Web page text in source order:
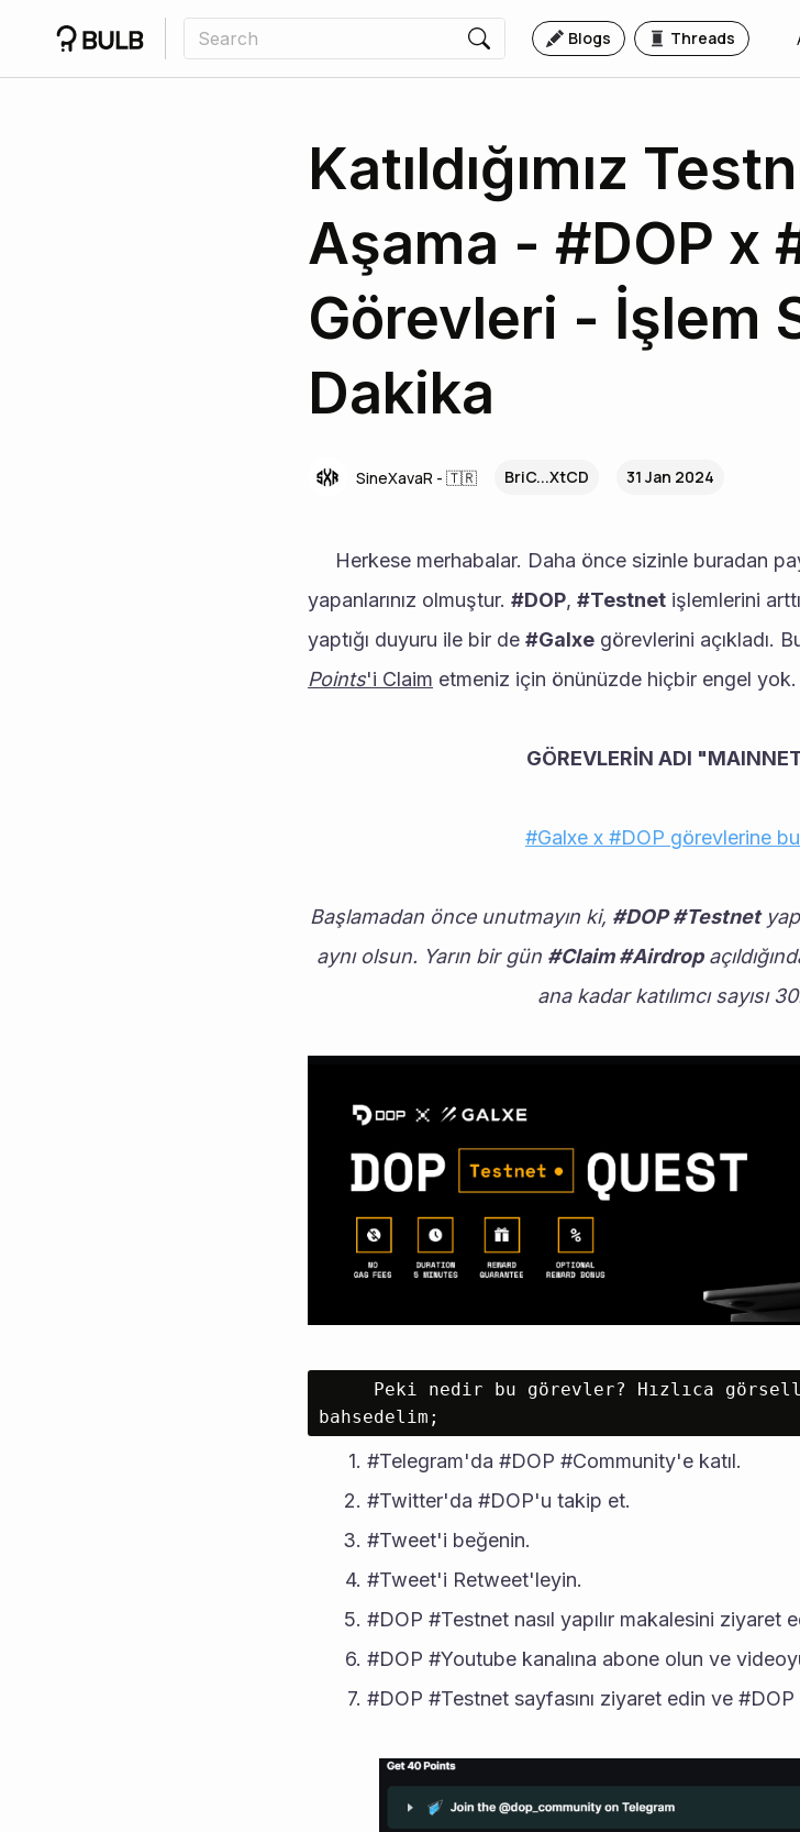
Blogs Threads
Katıldığımız
Aşama - #DOP x
Görevleri - İşlem
Dakika
SineXavaR - 🇹🇷 BriC...XtCD 31 Jan 2024
Herkese merhabalar. Daha önce sizinle buradan
yapanlarınız olmuştur. #DOP, #Testnet işlemlerini
yaptığı duyuru ile bir de #Galxe görevlerini açıkladı.
Points'i Claim etmeniz için önünüzde hiçbir engel yok.
GÖREVLERİN ADI
#Galxe x #DOP görevlerine
Başlamadan önce unutmayın ki, #DOP #Testnet
aynı olsun. Yarın bir gün #Claim #Airdrop
ana kadar katılımcı sayısı
bahsedelim;
#Telegram'da #DOP #Community'e katıl.
#Twitter'da #DOP'u takip et.
#Tweet'i beğenin.
#Tweet'i Retweet'leyin.
#DOP #Testnet nasıl yapılır makalesini ziyaret
#DOP #Youtube kanalına abone olun ve
#DOP #Testnet sayfasını ziyaret edin ve